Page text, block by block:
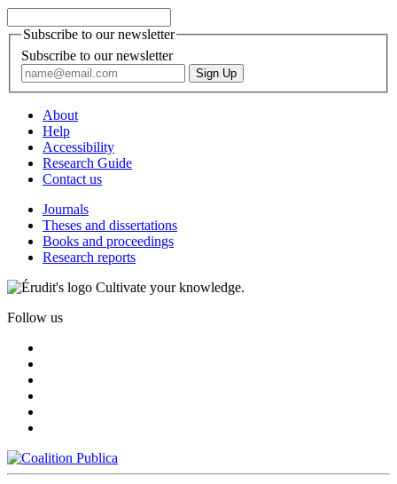
Subscribe to our newsletter
Subscribe to our newsletter
About
Help
Accessibility
Research Guide
Contact us
Journals
Theses and dissertations
Books and proceedings
Research reports
Cultivate your knowledge.
Follow us